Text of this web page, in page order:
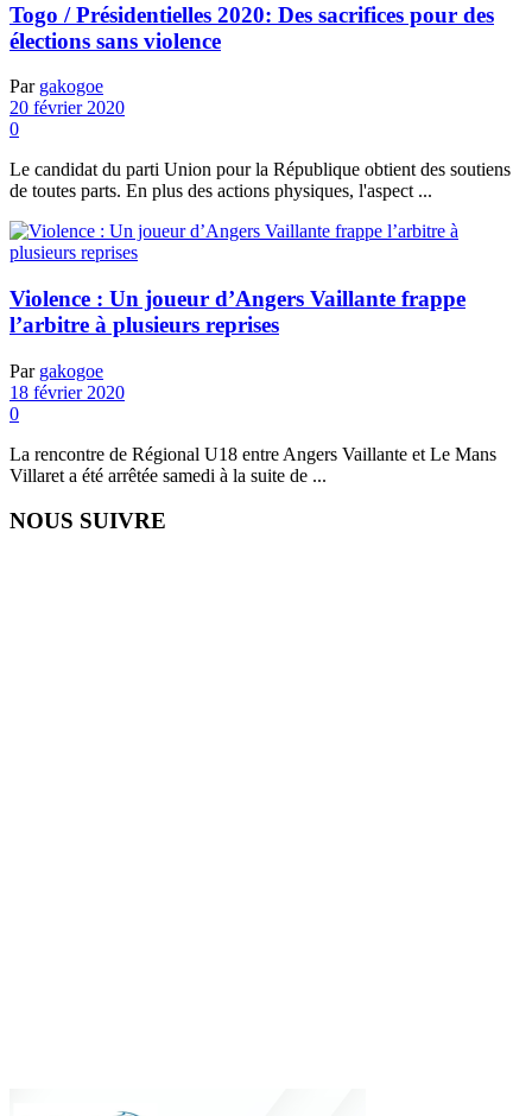
Togo / Présidentielles 2020: Des sacrifices pour des
élections sans violence
Par gakogoe
20 février 2020
0
Le candidat du parti Union pour la République obtient des soutiens
de toutes parts. En plus des actions physiques, l'aspect ...
Violence : Un joueur d’Angers Vaillante frappe
l’arbitre à plusieurs reprises
Par gakogoe
18 février 2020
0
La rencontre de Régional U18 entre Angers Vaillante et Le Mans
Villaret a été arrêtée samedi à la suite de ...
NOUS SUIVRE